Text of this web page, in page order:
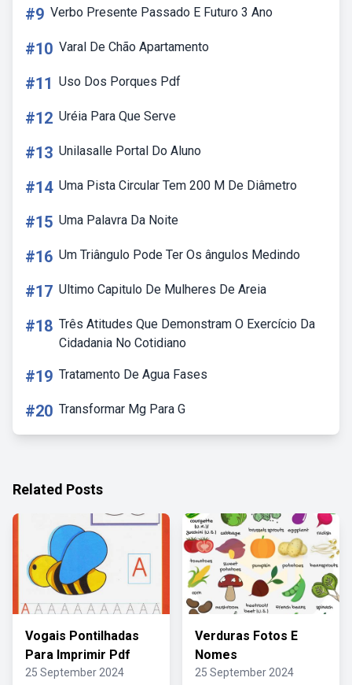
#9 Verbo Presente Passado E Futuro 3 Ano
#10 Varal De Chão Apartamento
#11 Uso Dos Porques Pdf
#12 Uréia Para Que Serve
#13 Unilasalle Portal Do Aluno
#14 Uma Pista Circular Tem 200 M De Diâmetro
#15 Uma Palavra Da Noite
#16 Um Triângulo Pode Ter Os ângulos Medindo
#17 Ultimo Capitulo De Mulheres De Areia
#18 Três Atitudes Que Demonstram O Exercício Da
Cidadania No Cotidiano
#19 Tratamento De Agua Fases
#20 Transformar Mg Para G
Related Posts
Vogais Pontilhadas
Para Imprimir Pdf
25 September 2024
Verduras Fotos E
Nomes
25 September 2024